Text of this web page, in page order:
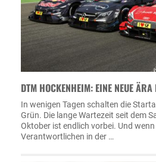
DTM HOCKENHEIM: EINE NEUE ÄRA
In wenigen Tagen schalten die
Grün. Die lange Wartezeit seit dem
Oktober ist endlich vorbei. Und
Verantwortlichen in der …